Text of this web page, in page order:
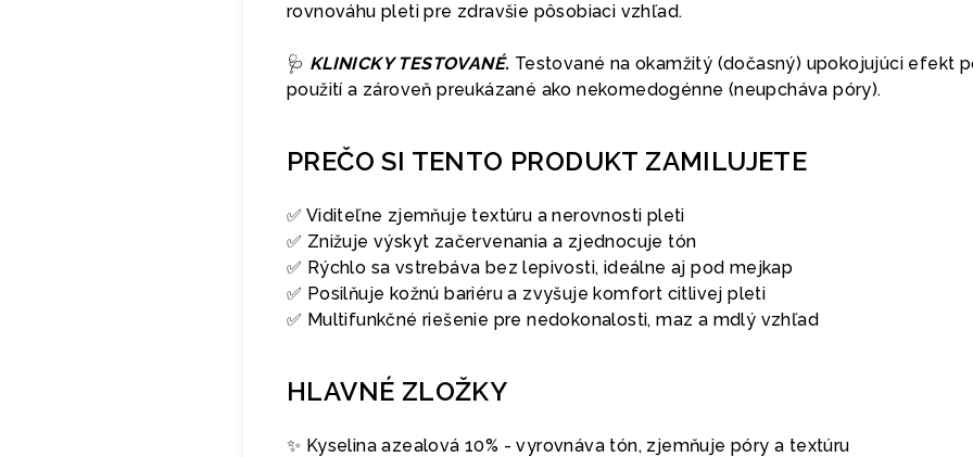
rovnováhu pleti pre zdravšie pôsobiaci vzhľad.
🩺 KLINICKY TESTOVANÉ. Testované na okamžitý (dočasný) upokojujúci efekt
použití a zároveň preukázané ako nekomedogénne (neupcháva póry).
PREČO SI TENTO PRODUKT ZAMILUJETE
✅ Viditeľne zjemňuje textúru a nerovnosti pleti
✅ Znižuje výskyt začervenania a zjednocuje tón
✅ Rýchlo sa vstrebáva bez lepivosti, ideálne aj pod mejkap
✅ Posilňuje kožnú bariéru a zvyšuje komfort citlivej pleti
✅ Multifunkčné riešenie pre nedokonalosti, maz a mdlý vzhľad
HLAVNÉ ZLOŽKY
✨ Kyselina azealová 10% - vyrovnáva tón, zjemňuje póry a textúru